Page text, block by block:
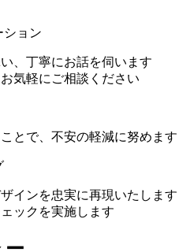
ョン
、丁寧にお話を伺います
気軽にご相談ください
とで、不安の軽減に努めます
インを忠実に再現いたします
ックを実施します